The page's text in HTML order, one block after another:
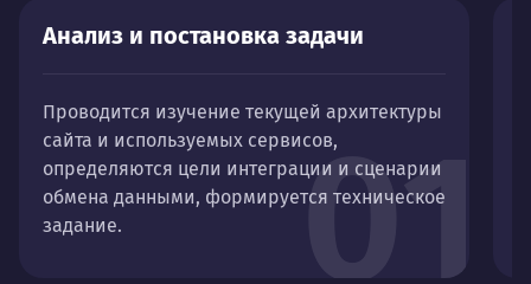
01
Анализ и постановка задачи
Проводится изучение текущей архитектуры
сайта и используемых сервисов,
определяются цели интеграции и сценарии
обмена данными, формируется техническое
задание.